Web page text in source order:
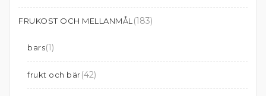
FRUKOST OCH MELLANMÅL(183)
bars(1)
frukt och bär(42)